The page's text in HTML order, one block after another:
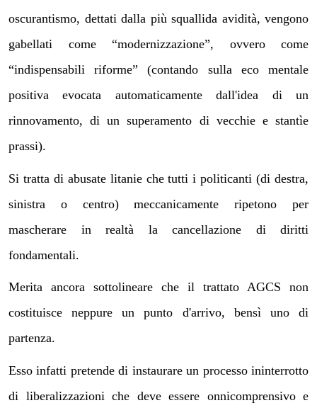
oscurantismo, dettati dalla più squallida avidità, vengono
gabellati come “modernizzazione”, ovvero come
“indispensabili riforme” (contando sulla eco mentale
positiva evocata automaticamente dall'idea di un
rinnovamento, di un superamento di vecchie e stantìe
prassi).
Si tratta di abusate litanie che tutti i politicanti (di destra,
sinistra o centro) meccanicamente ripetono per
mascherare in realtà la cancellazione di diritti
fondamentali.
Merita ancora sottolineare che il trattato AGCS non
costituisce neppure un punto d'arrivo, bensì uno di
partenza.
Esso infatti pretende di instaurare un processo ininterrotto
di liberalizzazioni che deve essere onnicomprensivo e